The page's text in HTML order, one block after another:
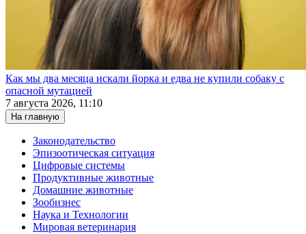
Как мы два месяца искали йорка и едва не купили собаку с
опасной мутацией
7 августа 2026, 11:10
На главную
Законодательство
Эпизоотическая ситуация
Цифровые системы
Продуктивные животные
Домашние животные
Зообизнес
Наука и Технологии
Мировая ветеринария